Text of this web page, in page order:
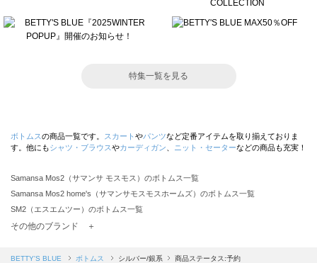
特集一覧を見る
ボトムスの商品一覧です。 スカート やパンツなど定番アイテムを取り揃えておりま
す。他にもシャツ・ブラウスやカーディガン ニット・セーターなどの商品も充実！
Samansa Mos2（サマンサ モスモス）のボトムス一覧
Samansa Mos2 home's（サマンサモスモスホームズ）のボトムス一覧
SM2（エスエムツー）のボトムス一覧
TSUHARU by Samansa Mos2（ツハルバイサマンサモスモス）のボトムス一覧
Samansa Mos2 blue（サマンサモスモス ブルー）のボトムス一覧
その他のブランド ＋
BETTY'S BLUE ボトムス シルバー/銀系 商品ステータス:予約